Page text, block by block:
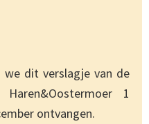
we dit verslagje van de
1
ontvangen.